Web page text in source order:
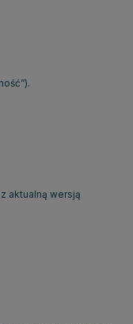
aktualną wersją